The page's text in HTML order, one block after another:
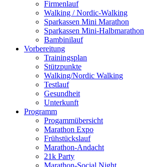
Firmenlauf
Walking / Nordic-Walking
Sparkassen Mini Marathon
Sparkassen Mini-Halbmarathon
Bambinilauf
Vorbereitung
Trainingsplan
Stützpunkte
Walking/Nordic Walking
Testlauf
Gesundheit
Unterkunft
Programm
Progammübersicht
Marathon Expo
Frühstückslauf
Marathon-Andacht
21k Party
Marathon-Social Night